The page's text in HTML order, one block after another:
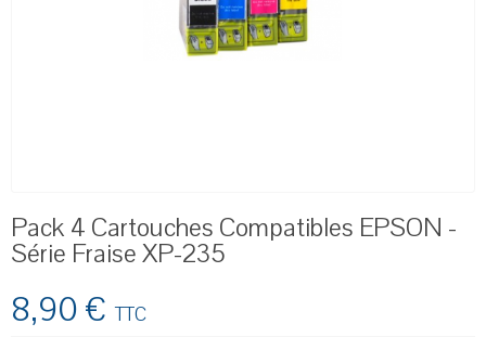
Pack 4 Cartouches Compatibles EPSON -
Série Fraise XP-235
8,90 €TTC